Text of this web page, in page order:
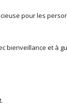
pour les
bienveillance et à